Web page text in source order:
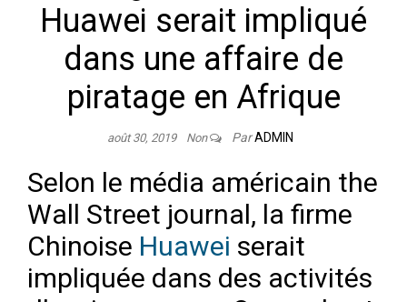
Huawei serait impliqué
dans une affaire de
piratage en Afrique
août 30, 2019 Non ParADMIN
Selon le média américain the
Wall Street journal, la firme
Chinoise Huawei serait
impliquée dans des activités